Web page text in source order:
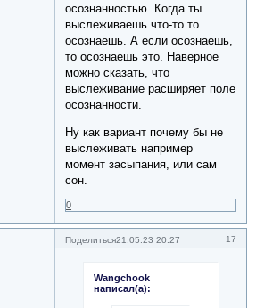
осознанностью. Когда ты
выслеживаешь что-то то
осознаешь. А если осознаешь,
то осознаешь это. Наверное
можно сказать, что
выслеживание расширяет поле
осознанности.
Ну как вариант почему бы не
выслеживать например
момент засыпания, или сам
сон.
0
Поделиться 17
21.05.23 20:27
Wangchook
написал(а):